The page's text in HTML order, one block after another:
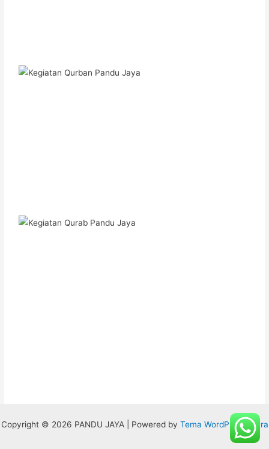
Copyright © 2026 PANDU JAYA | Powered by Tema WordPress Astra